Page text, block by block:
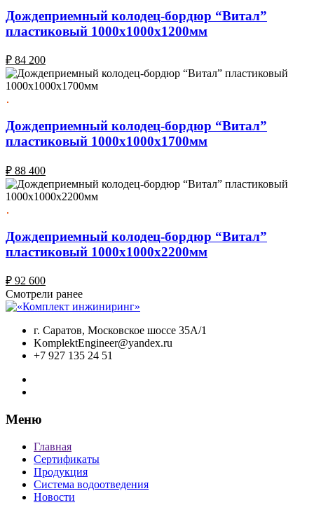
Дождеприемный колодец-бордюр “Витал”
пластиковый 1000х1000х1200мм
₽ 84 200
Дождеприемный колодец-бордюр “Витал”
пластиковый 1000х1000х1700мм
₽ 88 400
Дождеприемный колодец-бордюр “Витал”
пластиковый 1000х1000х2200мм
₽ 92 600
Смотрели ранее
г. Саратов, Московское шоссе 35А/1
KomplektEngineer@yandex.ru
+7 927 135 24 51
Меню
Главная
Сертификаты
Продукция
Система водоотведения
Новости